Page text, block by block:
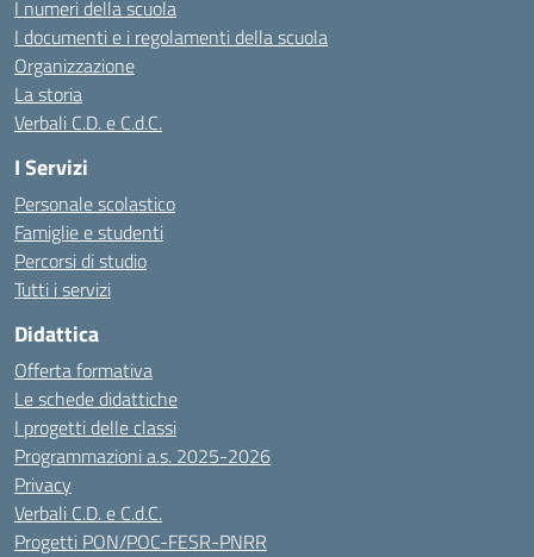
I numeri della scuola
I documenti e i regolamenti della scuola
Organizzazione
La storia
Verbali C.D. e C.d.C.
I Servizi
Personale scolastico
Famiglie e studenti
Percorsi di studio
Tutti i servizi
Didattica
Offerta formativa
Le schede didattiche
I progetti delle classi
Programmazioni a.s. 2025-2026
Privacy
Verbali C.D. e C.d.C.
Progetti PON/POC-FESR-PNRR